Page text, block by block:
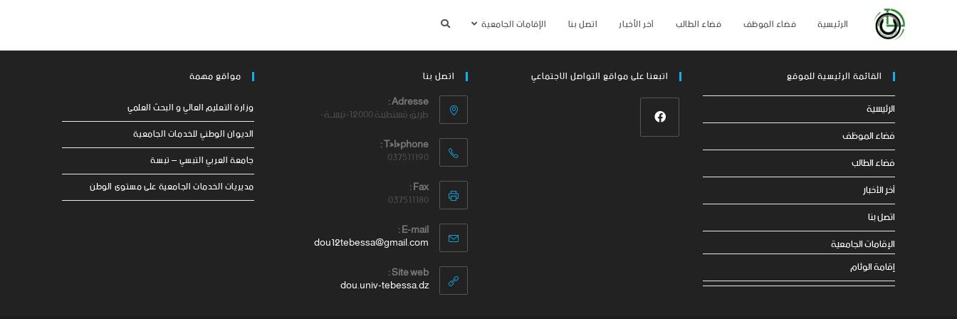
الرئيسية فضاء الموظف فضاء الطالب آخر الأخبار اتصل بنا الإقامات الجامعية
القائمة الرئيسية للموقع
الرئيسية
فضاء الموظف
فضاء الطالب
آخر الأخبار
اتصل بنا
الإقامات الجامعية
إقامة الوئام
اتبعنا على مواقع التواصل الاجتماعي اتصل بنا
Adresse :
طريق قسنطينة 12000-تبســة-
Téléphone :
037511190
Fax :
037511180
E-mail :
dou12tebessa@gmail.com
Site web :
dou.univ-tebessa.dz
مواقع مهمة
وزارة التعليم العالي و البحث العلمي
الديوان الوطني للخدمات الجامعية
جامعة العربي التبسي – تبسة
مديريات الخدمات الجامعية على مستوى الوطن